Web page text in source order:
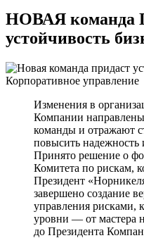
НОВАЯ команда
устойчивость
Корпоративное управление
Изменения в
Компании
команды и отражают
повысить надежность
Принято решение о
Комитета по рискам,
Президент
завершено создание
управления рисками,
уровни — от мастера
до Президента